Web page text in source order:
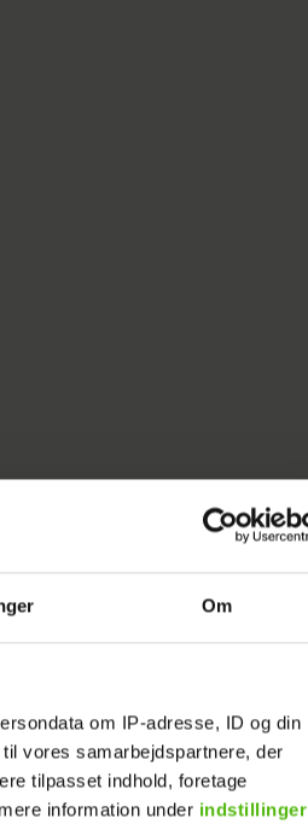
Om
om IP-adresse, ID og din
vores samarbejdspartnere, der
tilpasset indhold, foretage
information under indstillinger